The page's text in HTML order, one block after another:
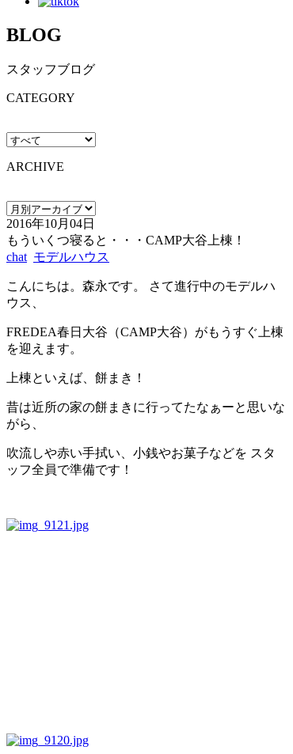
BLOG
スタッフブログ
CATEGORY
ARCHIVE
2016年10月04日
もういくつ寝ると・・・CAMP大谷上棟！
chat モデルハウス
こんにちは。森永です。 さて進行中のモデルハ
ウス、
FREDEA春日大谷（CAMP大谷）がもうすぐ上棟
を迎えます。
上棟といえば、餅まき！
昔は近所の家の餅まきに行ってたなぁーと思いな
がら、
吹流しや赤い手拭い、小銭やお菓子などを スタ
ッフ全員で準備です！